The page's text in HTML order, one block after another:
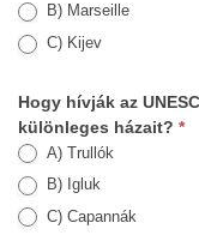
B) Marseille
C) Kijev
Hogy hívják az
különleges házait? *
A) Trullók
B) Igluk
C) Capannák